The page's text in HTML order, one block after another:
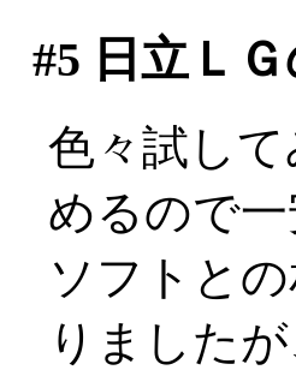
#5 日立Ｌ
色々試し
めるので一
ソフトと
りましたが